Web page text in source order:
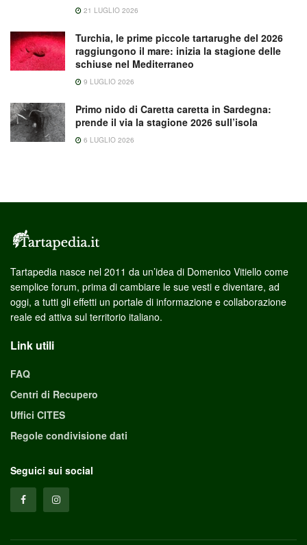
21 LUGLIO 2026
Turchia, le prime piccole tartarughe del 2026
raggiungono il mare: inizia la stagione delle
schiuse nel Mediterraneo
9 LUGLIO 2026
Primo nido di Caretta caretta in Sardegna:
prende il via la stagione 2026 sull’isola
6 LUGLIO 2026
Tartapedia nasce nel 2011 da un’idea di Domenico Vitiello come
semplice forum, prima di cambiare le sue vesti e diventare, ad
oggi, a tutti gli effetti un portale di informazione e collaborazione
reale ed attiva sul territorio italiano.
Link utili
FAQ
Centri di Recupero
Uffici CITES
Regole condivisione dati
Seguici sui social